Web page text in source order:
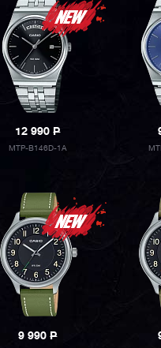
12 990P
MTP-B146D-1A
9 990P